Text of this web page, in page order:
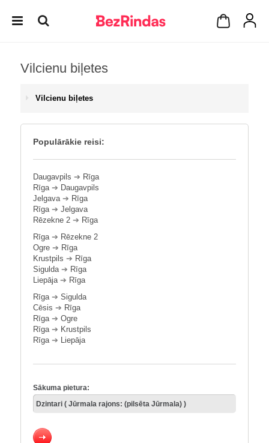
Vilcienu biļetes
Vilcienu biļetes
Populārākie reisi:
Daugavpils ➔ Rīga
Rīga➔ Daugavpils
Jelgava➔ Rīga
Rīga➔ Jelgava
Rēzekne 2 ➔ Rīga
Rīga➔ Rēzekne 2
Ogre ➔ Rīga
Krustpils ➔ Rīga
Sigulda➔ Rīga
Liepāja➔ Rīga
Rīga➔ Sigulda
Cēsis ➔ Rīga
Rīga➔ Ogre
Rīga➔ Krustpils
Rīga➔ Liepāja
Sākuma pietura: